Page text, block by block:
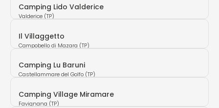
Camping Lido Valderice
Valderice (TP)
Il Villaggetto
Campobello di Mazara (TP)
Camping Lu Baruni
Castellammare del Golfo (TP)
Camping Village Miramare
Favignana (TP)